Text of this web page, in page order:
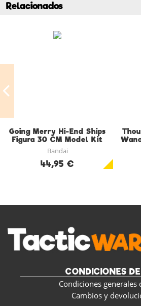
Relacionados
Going Merry Hi-End Ships
Figura 30 CM Model Kit
Bandai
44,95 €
CONDICIONES
Condiciones generales
Cambios y